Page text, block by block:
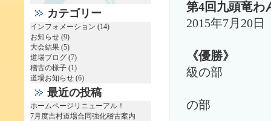
第4回九頭竜わ
2015年7月20
《優勝
級の部
の部
カテゴリー
インフォメーション (14)
お知らせ (9)
大会結果 (5)
道場ブログ (7)
稽古の様子 (1)
道場お知らせ (6)
最近の投稿
ホームページリニューアル！
7月度吉村道場合同強化稽古案内